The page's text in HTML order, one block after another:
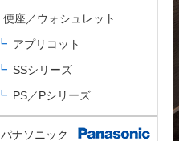
便座／ウォシュレット
アプリコット
SSシリーズ
PS／Pシリーズ
パナソニック